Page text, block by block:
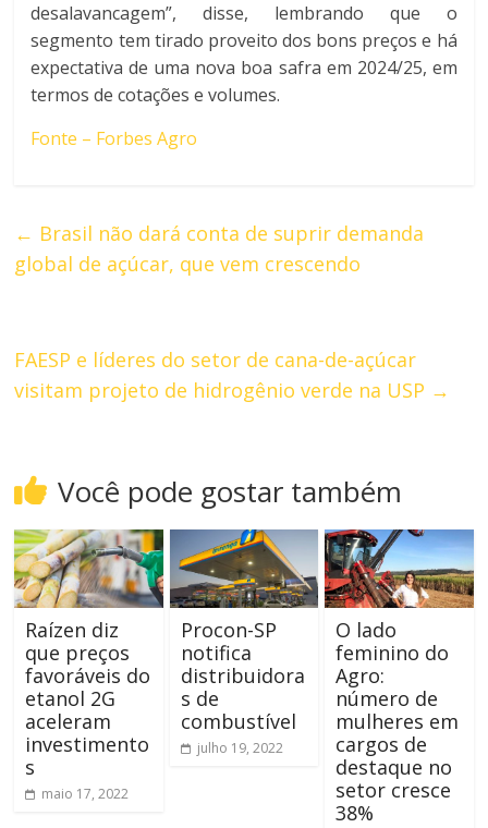
desalavancagem”, disse, lembrando que o
segmento tem tirado proveito dos bons preços e há
expectativa de uma nova boa safra em 2024/25, em
termos de cotações e volumes.
Fonte – Forbes Agro
← Brasil não dará conta de suprir demanda
global de açúcar, que vem crescendo
FAESP e líderes do setor de cana-de-açúcar
visitam projeto de hidrogênio verde na USP →
Você pode gostar também
Raízen diz
que preços
favoráveis do
etanol 2G
aceleram
investimento
s
maio 17, 2022
Procon-SP
notifica
distribuidora
s de
combustível
julho 19, 2022
O lado
feminino do
Agro:
número de
mulheres em
cargos de
destaque no
setor cresce
38%